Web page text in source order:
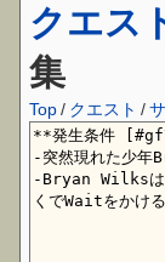
クエス
集
Top / クエスト /